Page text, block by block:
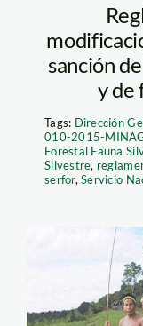
sanción
y de
Tags: Dirección
010-2015-
Forestal Fauna
Silvestre,
serfor,Servicio